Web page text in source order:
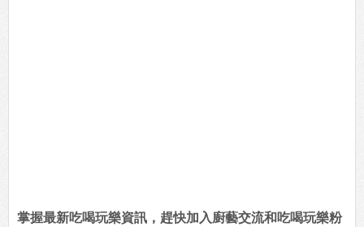
掌握最新吃喝玩樂資訊，趕快加入廚藝交流和吃喝玩樂粉